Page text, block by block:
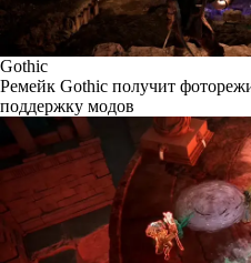
Gothic
Ремейк Gothic получит
поддержку модов